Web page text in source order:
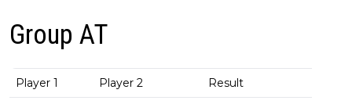
Group AT
Player 1 Player 2 Result